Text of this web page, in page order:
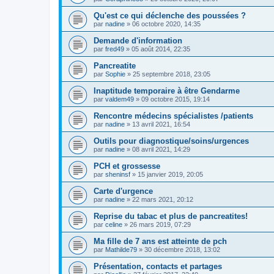
Qu'est ce qui déclenche des poussées ?
par nadine » 06 octobre 2020, 14:35
Demande d'information
par fred49 » 05 août 2014, 22:35
Pancreatite
par Sophie » 25 septembre 2018, 23:05
Inaptitude temporaire à être Gendarme
par valdem49 » 09 octobre 2015, 19:14
Rencontre médecins spécialistes /patients
par nadine » 13 avril 2021, 16:54
Outils pour diagnostique/soins/urgences
par nadine » 08 avril 2021, 14:29
PCH et grossesse
par sheninsf » 15 janvier 2019, 20:05
Carte d'urgence
par nadine » 22 mars 2021, 20:12
Reprise du tabac et plus de pancreatites!
par celine » 26 mars 2019, 07:29
Ma fille de 7 ans est atteinte de pch
par Mathilde79 » 30 décembre 2018, 13:02
Présentation, contacts et partages